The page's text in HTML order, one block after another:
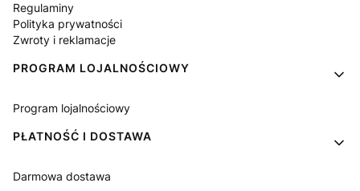
Regulaminy
Polityka prywatności
Zwroty i reklamacje
PROGRAM LOJALNOŚCIOWY
Program lojalnościowy
PŁATNOŚĆ I DOSTAWA
Darmowa dostawa